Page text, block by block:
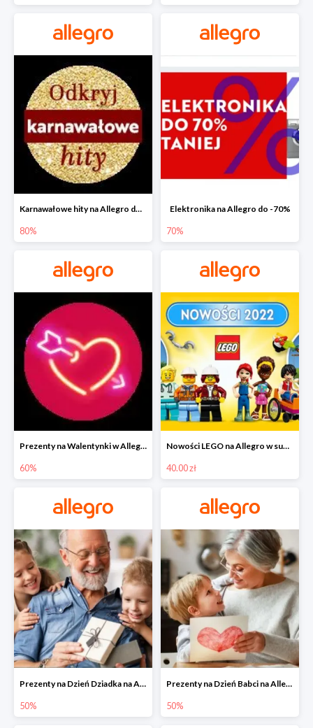
Karnawałowe hity na Allegro do -80%
80%
Elektronika na Allegro do -70%
70%
Prezenty na Walentynki w Allegro do -60%
60%
Nowości LEGO na Allegro w super cenach od 40 zł
40.00 zł
Prezenty na Dzień Dziadka na Allegro do -50%
50%
Prezenty na Dzień Babci na Allegro do -50%
50%